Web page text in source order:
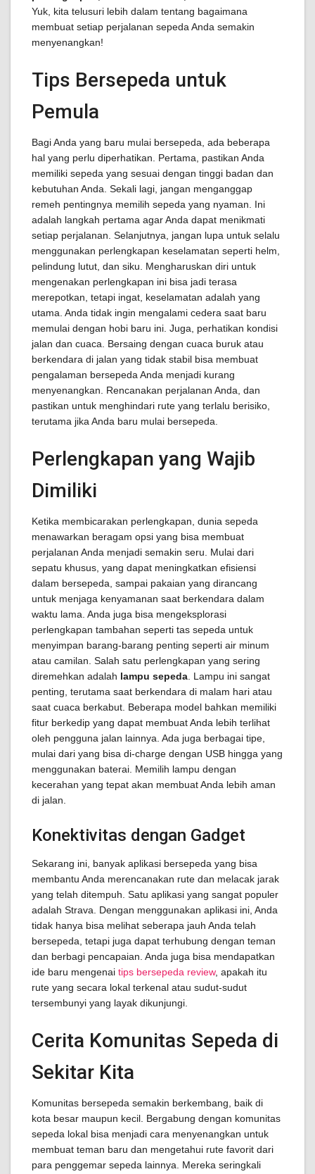
Yuk, kita telusuri lebih dalam tentang bagaimana
membuat setiap perjalanan sepeda Anda semakin
menyenangkan!
Tips Bersepeda untuk
Pemula
Bagi Anda yang baru mulai bersepeda, ada beberapa
hal yang perlu diperhatikan. Pertama, pastikan Anda
memiliki sepeda yang sesuai dengan tinggi badan dan
kebutuhan Anda. Sekali lagi, jangan menganggap
remeh pentingnya memilih sepeda yang nyaman. Ini
adalah langkah pertama agar Anda dapat menikmati
setiap perjalanan. Selanjutnya, jangan lupa untuk selalu
menggunakan perlengkapan keselamatan seperti helm,
pelindung lutut, dan siku. Mengharuskan diri untuk
mengenakan perlengkapan ini bisa jadi terasa
merepotkan, tetapi ingat, keselamatan adalah yang
utama. Anda tidak ingin mengalami cedera saat baru
memulai dengan hobi baru ini. Juga, perhatikan kondisi
jalan dan cuaca. Bersaing dengan cuaca buruk atau
berkendara di jalan yang tidak stabil bisa membuat
pengalaman bersepeda Anda menjadi kurang
menyenangkan. Rencanakan perjalanan Anda, dan
pastikan untuk menghindari rute yang terlalu berisiko,
terutama jika Anda baru mulai bersepeda.
Perlengkapan yang Wajib
Dimiliki
Ketika membicarakan perlengkapan, dunia sepeda
menawarkan beragam opsi yang bisa membuat
perjalanan Anda menjadi semakin seru. Mulai dari
sepatu khusus, yang dapat meningkatkan efisiensi
dalam bersepeda, sampai pakaian yang dirancang
untuk menjaga kenyamanan saat berkendara dalam
waktu lama. Anda juga bisa mengeksplorasi
perlengkapan tambahan seperti tas sepeda untuk
menyimpan barang-barang penting seperti air minum
atau camilan. Salah satu perlengkapan yang sering
diremehkan adalah lampu sepeda . Lampu ini sangat
penting, terutama saat berkendara di malam hari atau
saat cuaca berkabut. Beberapa model bahkan memiliki
fitur berkedip yang dapat membuat Anda lebih terlihat
oleh pengguna jalan lainnya. Ada juga berbagai tipe,
mulai dari yang bisa di-charge dengan USB hingga yang
menggunakan baterai. Memilih lampu dengan
kecerahan yang tepat akan membuat Anda lebih aman
di jalan.
Konektivitas dengan Gadget
Sekarang ini, banyak aplikasi bersepeda yang bisa
membantu Anda merencanakan rute dan melacak jarak
yang telah ditempuh. Satu aplikasi yang sangat populer
adalah Strava. Dengan menggunakan aplikasi ini, Anda
tidak hanya bisa melihat seberapa jauh Anda telah
bersepeda, tetapi juga dapat terhubung dengan teman
dan berbagi pencapaian. Anda juga bisa mendapatkan
ide baru mengenai tips bersepeda review, apakah itu
rute yang secara lokal terkenal atau sudut-sudut
tersembunyi yang layak dikunjungi.
Cerita Komunitas Sepeda di
Sekitar Kita
Komunitas bersepeda semakin berkembang, baik di
kota besar maupun kecil. Bergabung dengan komunitas
sepeda lokal bisa menjadi cara menyenangkan untuk
membuat teman baru dan mengetahui rute favorit dari
para penggemar sepeda lainnya. Mereka seringkali